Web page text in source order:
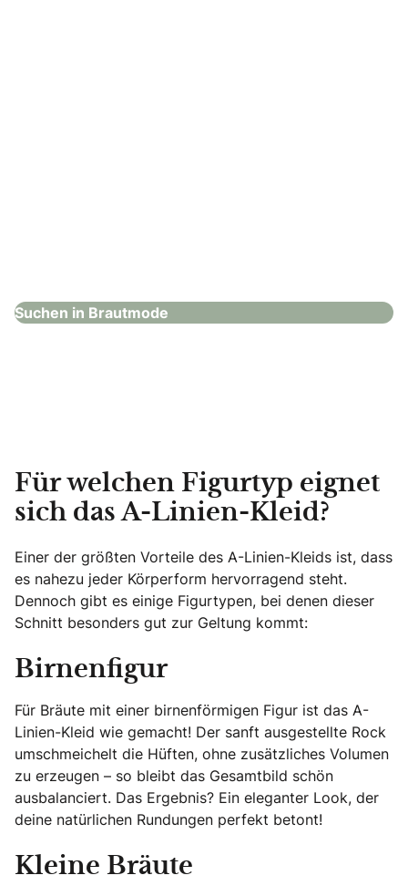
Suchen in Brautmode
Für welchen Figurtyp eignet
sich das A-Linien-Kleid?
Einer der größten Vorteile des A-Linien-Kleids ist, dass
es nahezu jeder Körperform hervorragend steht.
Dennoch gibt es einige Figurtypen, bei denen dieser
Schnitt besonders gut zur Geltung kommt:
Birnenfigur
Für Bräute mit einer birnenförmigen Figur ist das A-
Linien-Kleid wie gemacht! Der sanft ausgestellte Rock
umschmeichelt die Hüften, ohne zusätzliches Volumen
zu erzeugen – so bleibt das Gesamtbild schön
ausbalanciert. Das Ergebnis? Ein eleganter Look, der
deine natürlichen Rundungen perfekt betont!
Kleine Bräute